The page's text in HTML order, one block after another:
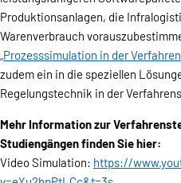
Produktionsanlagen, die
Warenverbrauch
„Prozesssimulation in der
zudem ein in die speziellen
Regelungstechnik in der
Mehr Information zur
Studiengängen finden Sie hier:
Video Simulation: https://